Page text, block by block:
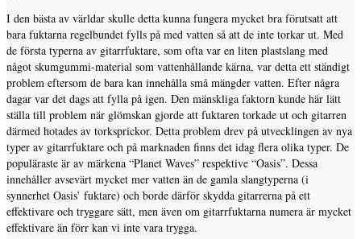
I den bästa av världar skulle detta kunna fungera mycket bra förutsatt att
bara fuktarna regelbundet fylls på med vatten så att de inte torkar ut. Med
de första typerna av gitarrfuktare, som ofta var en liten plastslang med
något skumgummi-material som vattenhållande kärna, var detta ett ständigt
problem eftersom de bara kan innehålla små mängder vatten. Efter några
dagar var det dags att fylla på igen. Den mänskliga faktorn kunde här lätt
ställa till problem när glömskan gjorde att fuktaren torkade ut och gitarren
därmed hotades av torksprickor. Detta problem drev på utvecklingen av nya
typer av gitarrfuktare och på marknaden finns det idag flera olika typer. De
populäraste är av märkena “Planet Waves” respektive “Oasis”. Dessa
innehåller avsevärt mycket mer vatten än de gamla slangtyperna (i
synnerhet Oasis’ fuktare) och borde därför skydda gitarrerna på ett
effektivare och tryggare sätt, men även om gitarrfuktarna numera är mycket
effektivare än förr kan vi inte vara trygga.